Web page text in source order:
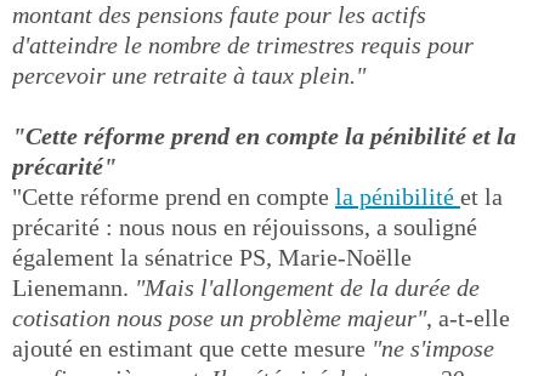
montant des pensions faute pour les actifs
d'atteindre le nombre de trimestres requis pour
percevoir une retraite à taux plein."
"Cette réforme prend en compte la pénibilité et la
précarité"
"Cette réforme prend en compte la pénibilité et la
précarité : nous nous en réjouissons, a souligné
également la sénatrice PS, Marie-Noëlle
Lienemann. "Mais l'allongement de la durée de
cotisation nous pose un problème majeur", a-t-elle
ajouté en estimant que cette mesure "ne s'impose